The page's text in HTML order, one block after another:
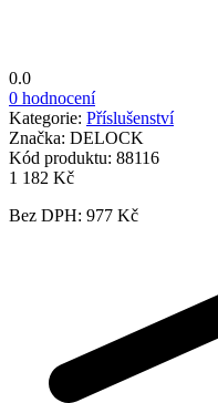
0.0
0 hodnocení
Kategorie: Příslušenství
Značka: DELOCK
Kód produktu: 88116
1 182 Kč
Bez DPH: 977 Kč